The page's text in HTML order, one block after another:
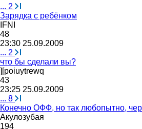
... 2
Зарядка с ребёнком
IFNI
48
23:30 25.09.2009
... 2
что бы сделали вы?
][poiuytrewq
43
23:25 25.09.2009
... 8
Конечно ОФФ, но так любопытно,
Акулозубая
194